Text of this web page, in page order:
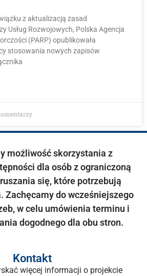
z aktualizacją zasad
Usług Rozwojowych, Polska Agencja
(PARP) opublikowała
stosowania nowych zapisów
możliwość skorzystania z
dla osób z ograniczoną
się, które potrzebują
Zachęcamy do wcześniejszego
w celu umówienia terminu i
dogodnego dla obu stron.
Kontakt
więcej informacji o projekcie